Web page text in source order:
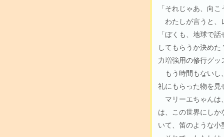
「それじゃあ、向
わたしが言うと、
「ぼくも、地球で
してもらうか決め
力増強用の修行グッ
もう時間もないし
礼にもらった物を見
マリーエちゃんは
は、この世界にし
いて、笛のような小